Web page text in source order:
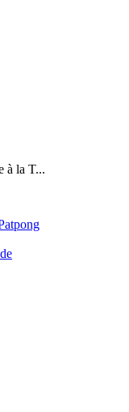
à la T...